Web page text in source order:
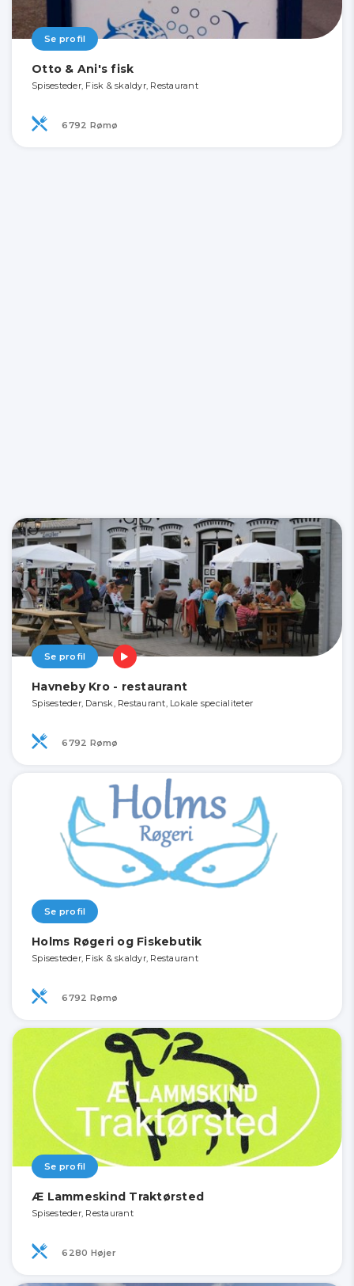
Se profil
Otto & Ani's fisk
Spisesteder, Fisk & skaldyr, Restaurant
6792 Rømø
Se profil
Havneby Kro - restaurant
Spisesteder, Dansk, Restaurant, Lokale specialiteter
6792 Rømø
Se profil
Holms Røgeri og Fiskebutik
Spisesteder, Fisk & skaldyr, Restaurant
6792 Rømø
Se profil
Æ Lammeskind Traktørsted
Spisesteder, Restaurant
6280 Højer